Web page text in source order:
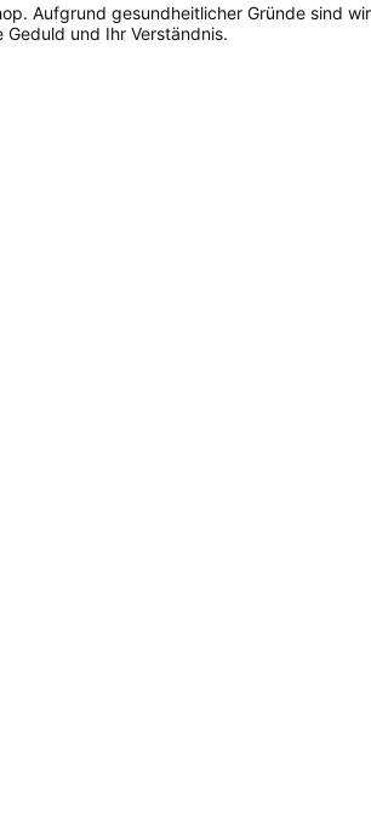
Aufgrund gesundheitlicher Gründe sind
und Ihr Verständnis.